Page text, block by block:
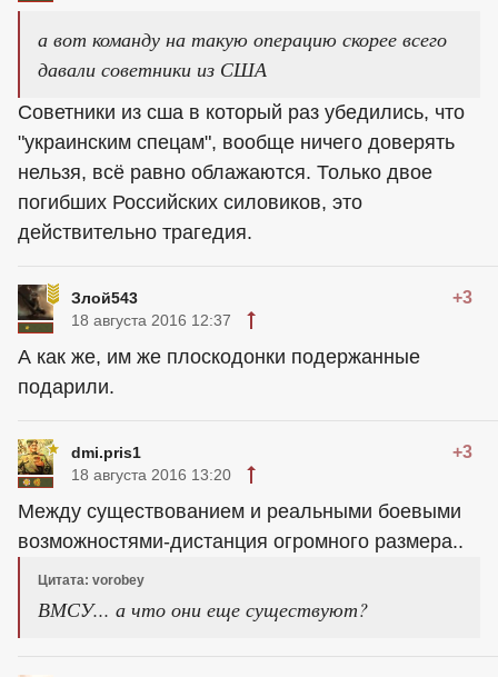
а вот команду на такую операцию скорее всего
давали советники из США
Советники из сша в который раз убедились, что
"украинским спецам", вообще ничего доверять
нельзя, всё равно облажаются. Только двое
погибших Российских силовиков, это
действительно трагедия.
Злой543 +3
18 августа 2016 12:37
А как же, им же плоскодонки подержанные
подарили.
dmi.pris1 +3
18 августа 2016 13:20
Между существованием и реальными боевыми
возможностями-дистанция огромного размера..
Цитата: vorobey
ВМСУ... а что они еще существуют?